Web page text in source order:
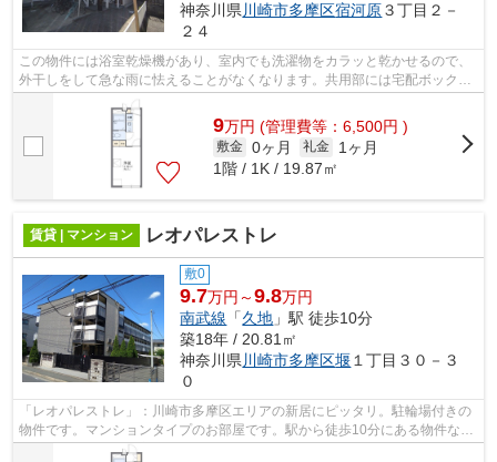
神奈川県 川崎市多摩区宿河原３丁目２－
２４
この物件には浴室乾燥機があり、室内でも洗濯物をカラッと乾かせるので、
外干しをして急な雨に怯えることがなくなります。共用部には宅配ボックス
が備え付けられているため、忙しくて...
9万円 (管理費等：6,500円 )
敷金 0ヶ月 礼金
1ヶ月
1階 / 1K / 19.87㎡
賃貸 | マンション レオパレストレ
敷0
9.7万円～9.8万円
南武線 「久地 」駅 徒歩10分
築18年 / 20.81㎡
神奈川県 川崎市多摩区堰 １丁目３０－３
０
「レオパレストレ」：川崎市多摩区エリアの新居にピッタリ。駐輪場付きの
物件です。マンションタイプのお部屋です。駅から徒歩10分にある物件なの
で、電車利用が多い方にオススメです...